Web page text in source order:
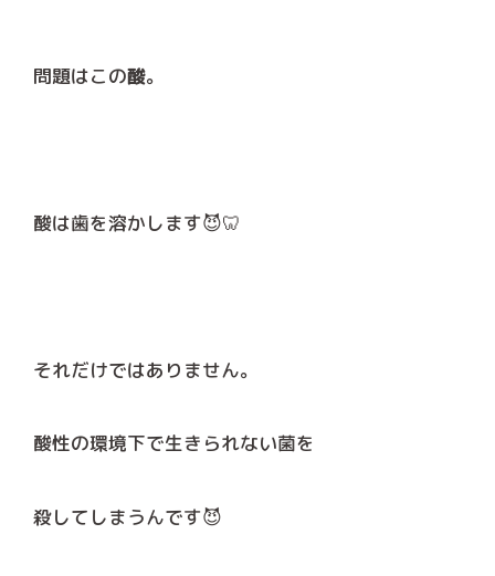
問題はこの酸。
酸は歯を溶かします😈🦷
それだけではありません。
酸性の環境下で生きられない菌を
殺してしまうんです😈